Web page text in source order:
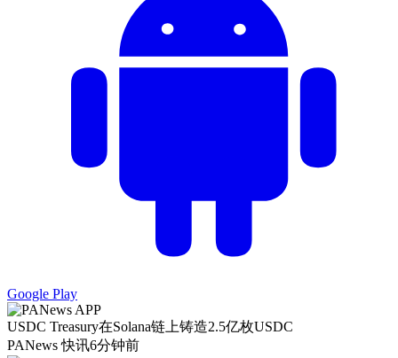
Google Play
USDC Treasury在Solana链上铸造2.5亿枚USDC
PANews 快讯6分钟前